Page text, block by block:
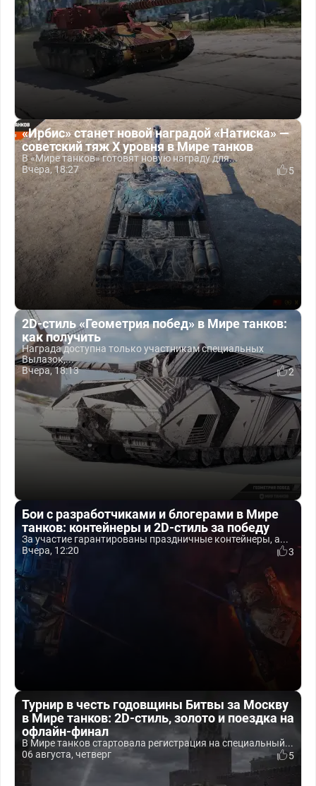
«Ирбис» станет новой наградой «Натиска» —
советский тяж X уровня в Мире танков
В «Мире танков» готовят новую награду для...
Вчера, 18:27
5
2D-стиль «Геометрия побед» в Мире танков:
как получить
Награда доступна только участникам специальных
Вылазок,...
Вчера, 18:13
2
Бои с разработчиками и блогерами в Мире
танков: контейнеры и 2D-стиль за победу
За участие гарантированы праздничные контейнеры, а...
Вчера, 12:20
3
Турнир в честь годовщины Битвы за Москву
в Мире танков: 2D-стиль, золото и поездка на
офлайн-финал
В Мире танков стартовала регистрация на специальный...
06 августа, четверг
5